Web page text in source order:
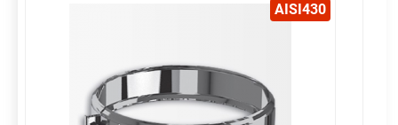
AISI430